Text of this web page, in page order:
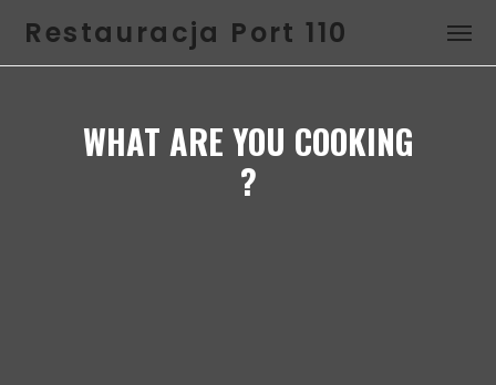
Restauracja Port 110
WHAT ARE YOU COOKING
?